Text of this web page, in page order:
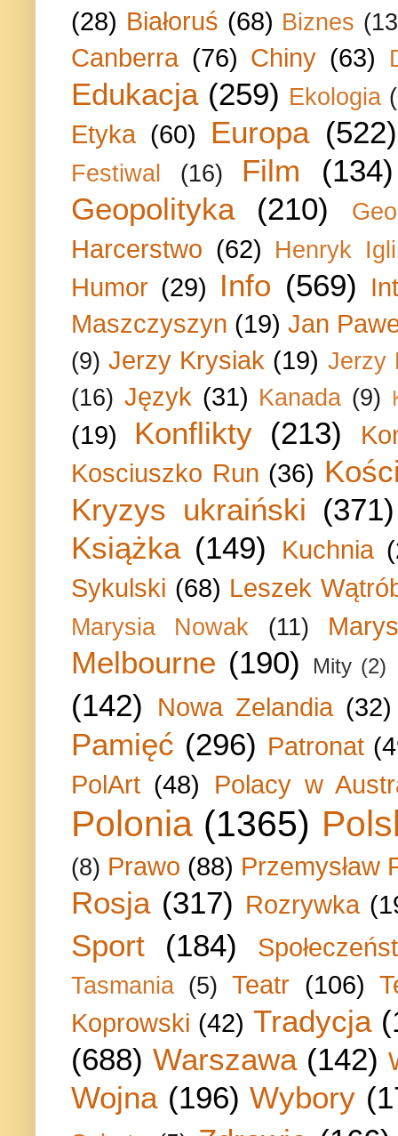
(28) Białoruś (68) Biznes
Canberra (76) Chiny (63)
Edukacja (259) Ekologia
Etyka (60) Europa (522)
Festiwal (16) Film
(134)
Geopolityka
(210)
Harcerstwo (62) Henryk
Humor (29) Info (569)
Maszczyszyn (19) Jan
(9) Jerzy Krysiak (19) Jerzy
(16) Język (31) Kanada (9)
(19) Konflikty (213)
Kosciuszko Run (36)
Kryzys ukraiński (371)
Książka (149) Kuchnia
Sykulski (68) Leszek
Marysia Nowak (11)
Melbourne (190) Mity (2)
(142) Nowa Zelandia (32)
Pamięć (296) Patronat
PolArt (48) Polacy w
Polonia (1365)
(8) Prawo (88) Przemysław
Rosja (317) Rozrywka
Sport (184)
Tasmania (5) Teatr (106)
Koprowski (42) Tradycja
(688) Warszawa (142)
Wojna (196) Wybory